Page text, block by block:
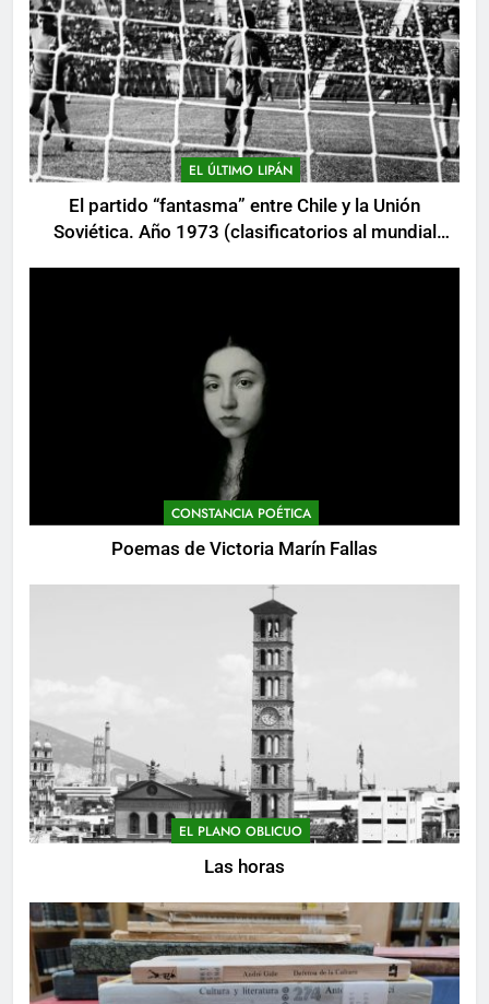
EL ÚLTIMO LIPÁN
El partido “fantasma” entre Chile y la Unión
Soviética. Año 1973 (clasificatorios al mundial
CONSTANCIA POÉTICA
Poemas de Victoria Marín Fallas
EL PLANO OBLICUO
Las horas